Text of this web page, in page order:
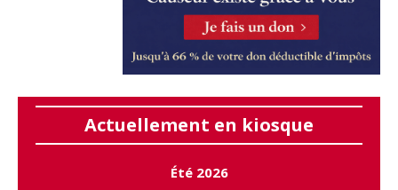
Actuellement en kiosque
Été 2026